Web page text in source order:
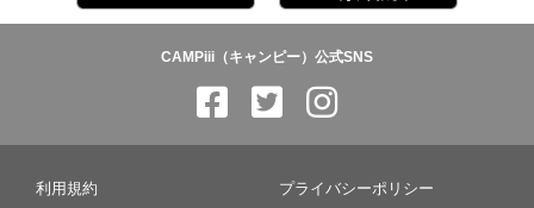
CAMPiii（キャンピー）公式SNS
利用規約 プライバシーポリシー